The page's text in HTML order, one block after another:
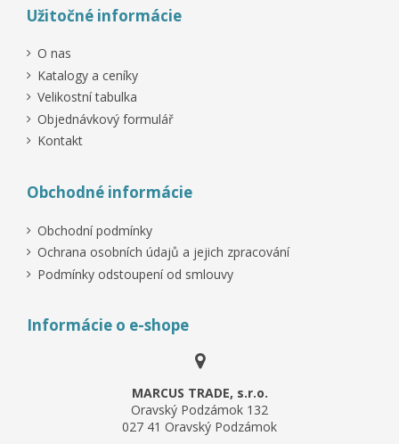
Užitočné informácie
O nas
Katalogy a ceníky
Velikostní tabulka
Objednávkový formulář
Kontakt
Obchodné informácie
Obchodní podmínky
Ochrana osobních údajů a jejich zpracování
Podmínky odstoupení od smlouvy
Informácie o e-shope
MARCUS TRADE, s.r.o.
Oravský Podzámok 132
027 41 Oravský Podzámok